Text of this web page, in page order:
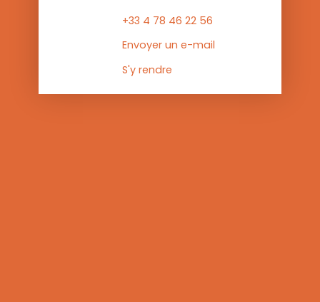
+33 4 78 46 22 56
Envoyer un e-mail
S'y rendre